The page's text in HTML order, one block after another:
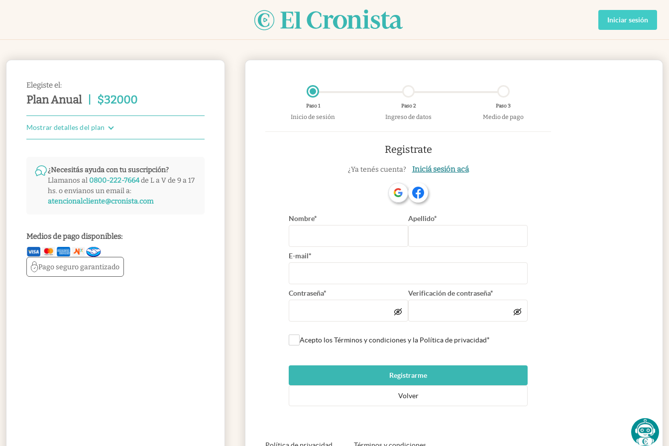
Iniciar sesión
Elegiste el:
Plan Anual $32000
Mostrar detalles del plan
¿Necesitás ayuda con tu suscripción?
Llamanos al 0800-222-7664de L a V de 9 a 17
hs. o envianos un email a:
atencionalcliente@cronista.com
Medios de pago disponibles:
Pago segurogarantizado
Paso 1
Inicio de sesión
Paso 2
Ingreso de datos
Paso 3
Medio de pago
Registrate
¿Ya tenés cuenta? Iniciá sesión acá
Nombre* Apellido*
E-mail*
Contraseña* Verificación de contraseña*
Acepto los Términos y condiciones y la Política de privacidad*
Registrarme
Volver